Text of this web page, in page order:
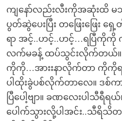
ကျနော်လည်းလီးကိုအဆုံးထိ မ
ပွတ်ဆွဲပေးပြီး တဖြေးဖြေ
ရာ အင့်..ဟင့်..ဟင့်…ရပြီကိုကို
လက်မခန့် ထပ်သွင်းလိုက်တယ်။ ဗြိ
ကိုကို…အားးနာလိုက်တာ ကိုကိုရ
ပါထိုးခွဲပစ်လိုက်တာလေ။ ဒစ်က
ပြီပေါ့ဗျာ။ ခဏလေးပါသီရီရယ်
ပေါက်သွားလို့ပါအင်း..သီရိ